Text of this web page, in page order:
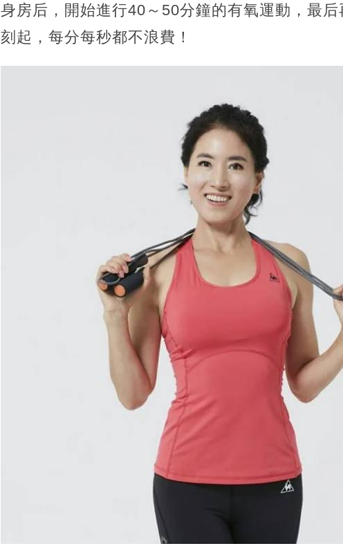
身房后，開始進行40～50分鐘的有氧運動，最
刻起，每分每秒都不浪費！